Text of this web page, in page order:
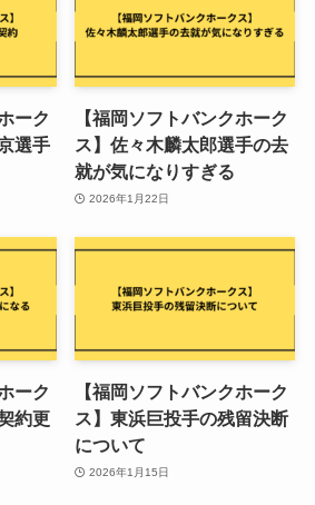
ーク
選手
【福岡ソフトバンクホーク
ス】佐々木麟太郎選手の去
就が気になりすぎる
2026年1月22日
ーク
約更
【福岡ソフトバンクホーク
ス】東浜巨投手の残留決断
について
2026年1月15日